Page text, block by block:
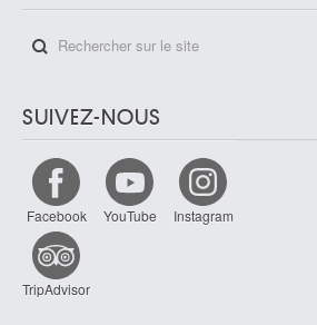
SUIVEZ-NOUS
Facebook YouTube Instagram
TripAdvisor